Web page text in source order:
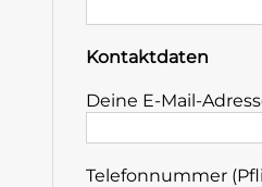
Kontaktdaten
Deine E-Mail-
Telefonnummer